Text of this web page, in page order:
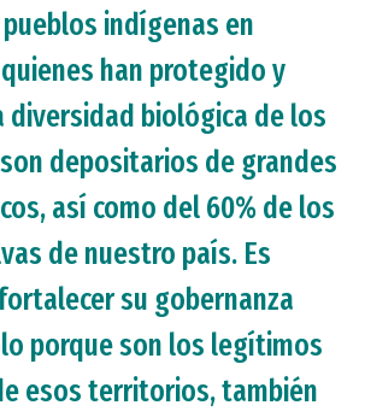
indígenas en
han protegido y
diversidad biológica de los
depositarios de grandes
así como del 60% de los
de nuestro país. Es
su gobernanza
porque son los legítimos
esos territorios, también